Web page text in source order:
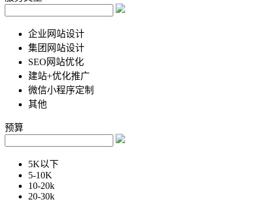
企业网站设计
集团网站设计
SEO网站优化
建站+优化推广
微信小程序定制
其他
预算
5K以下
5-10K
10-20k
20-30k